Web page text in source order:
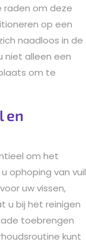
raden om deze
op een
naadloos in de
niet alleen een
om te
en
om het
ophoping van vuil
uw vissen,
u bij het reinigen
toebrengen
kunt